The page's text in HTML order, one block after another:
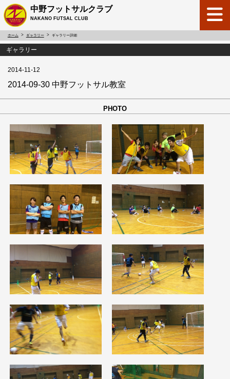
中野フットサルクラブ
NAKANO FUTSAL CLUB
ホーム ギャラリー ギャラリー詳細
ギャラリー
2014-11-12
2014-09-30 中野フットサル教室
PHOTO